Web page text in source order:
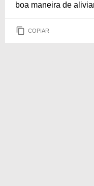
boa maneira de
COPIAR